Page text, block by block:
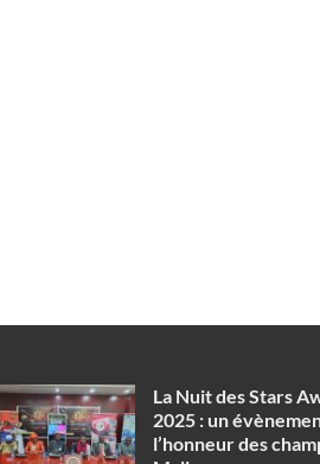
‎La Nuit des Stars
2025 : un
l’honneur des